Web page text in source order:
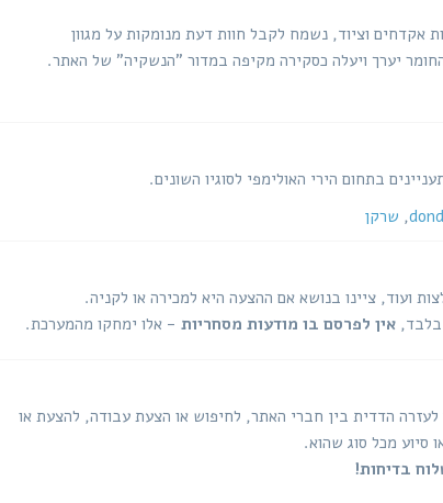
אקדחים וציוד, נשמח לקבל חוות דעת מנומקות על מגוון
יערך ויעלה כסקירה מקיפה במדור "הנשקיה" של האתר.
בתחום הירי האולימפי לסוגיו השונים.
, שרקן
ועוד, ציינו בנושא אם ההצעה היא למכירה או לקניה.
בלבד, אין לפרסם בו מודעות מסחריות - אלו ימחקו מהמערכת.
הדדית בין חברי האתר, לחיפוש או הצעת עבודה, להצעת או
סיוע מכל סוג שהוא.
בדיחות!